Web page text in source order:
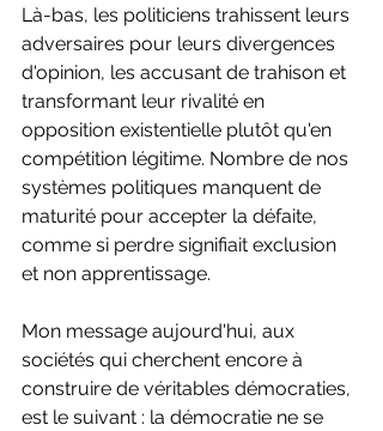
Là-bas, les politiciens trahissent leurs
adversaires pour leurs divergences
d'opinion, les accusant de trahison et
transformant leur rivalité en
opposition existentielle plutôt qu'en
compétition légitime. Nombre de nos
systèmes politiques manquent de
maturité pour accepter la défaite,
comme si perdre signifiait exclusion
et non apprentissage.
Mon message aujourd'hui, aux
sociétés qui cherchent encore à
construire de véritables démocraties,
est le suivant : la démocratie ne se